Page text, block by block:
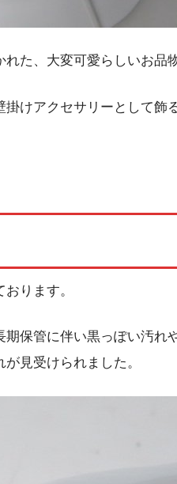
れた、大変可愛らしいお品
けアクセサリーとして飾
ります。
保管に伴い黒っぽい汚れ
見受けられました。